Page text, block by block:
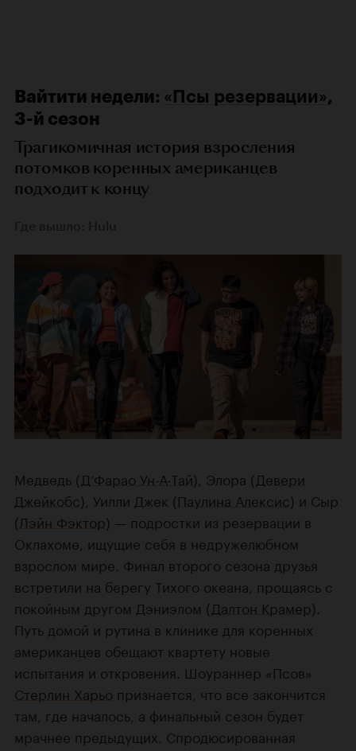
Вайтити недели: «Псы резервации»,
3-й сезон
Трагикомичная история взросления
потомков коренных американцев
подходит к концу
Медведь (Д’Фарао Ун-А-Тай), Элора (Девери
Джейкобс), Уилли Джек (Паулина Алексис) и Сыр
(Лэйн Фэктор) — подростки из резервации в
Оклахоме, ищущие себя в недружелюбном
взрослом мире. Финал второго сезона друзья
встретили на берегу Тихого океана, прощаясь с
покойным другом Дэниэлом (Далтон Крамер).
Путь домой и рутина в клинике для коренных
американцев обещают квартету новые
испытания и откровения. Шоураннер «Псов»
Стерлин Харьо признается, что все закончится
там, где началось, а финальный сезон будет
мрачнее предыдущих. Спродюсированная